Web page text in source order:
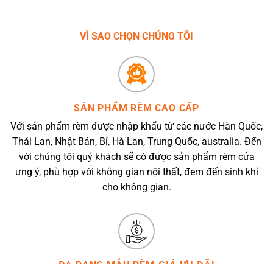
VÌ SAO CHỌN CHÚNG TÔI
SẢN PHẨM RÈM CAO CẤP
Với sản phẩm rèm được nhập khẩu từ các nước Hàn Quốc,
Thái Lan, Nhật Bản, Bỉ, Hà Lan, Trung Quốc, australia. Đến
với chúng tôi quý khách sẽ có được sản phẩm rèm cửa
ưng ý, phù hợp với không gian nội thất, đem đến sinh khí
cho không gian.